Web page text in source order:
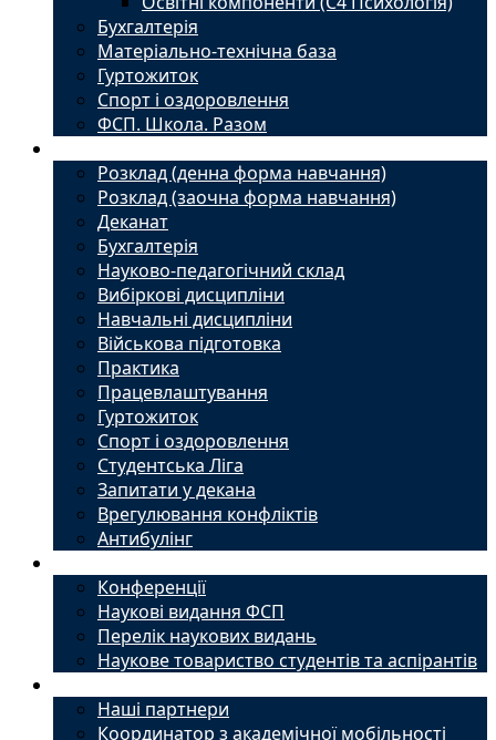
Бухгалтерія
Матеріально-технічна база
Гуртожиток
Спорт і оздоровлення
ФСП. Школа. Разом
Розклад (денна форма навчання)
Розклад (заочна форма навчання)
Деканат
Бухгалтерія
Науково-педагогічний склад
Вибіркові дисципліни
Навчальні дисципліни
Військова підготовка
Практика
Працевлаштування
Гуртожиток
Спорт і оздоровлення
Студентська Ліга
Запитати у декана
Врегулювання конфліктів
Антибулінг
Конференції
Наукові видання ФСП
Перелік наукових видань
Наукове товариство студентів та аспірантів
Наші партнери
Координатор з академічної мобільності